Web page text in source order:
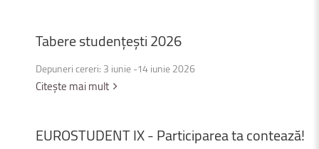
Taberestudențești2026
Depuneri cereri: 3 iunie -14 iunie 2026
Citește mai mult
EUROSTUDENTIX-Participareatacontează!